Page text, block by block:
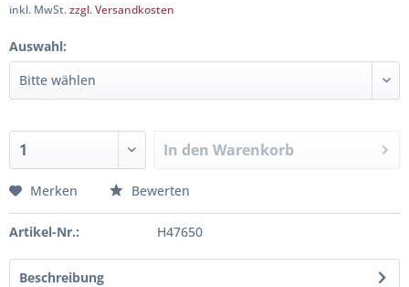
inkl. MwSt.zzgl. Versandkosten
Auswahl:
In den Warenkorb
Merken Bewerten
Artikel-Nr.: H47650
Beschreibung